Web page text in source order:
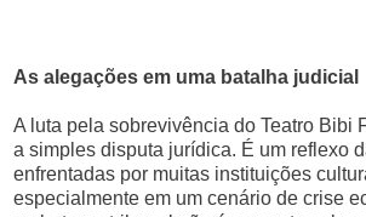
As alegações em uma batalha judicial
A luta pela sobrevivência do Teatro Bibi
a simples disputa jurídica. É um reflexo
enfrentadas por muitas instituições
especialmente em um cenário de crise